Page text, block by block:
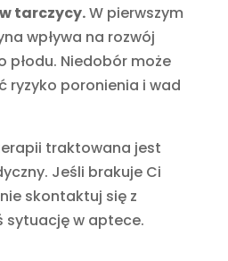
tarczycy.W pierwszym
wpływa na rozwój
płodu. Niedobór może
ryzyko poronienia i wad
traktowana jest
Jeśli brakuje Ci
skontaktuj się z
sytuację w aptece.